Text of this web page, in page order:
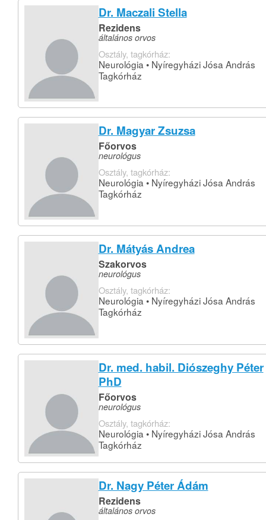
Dr. Maczali Stella
Rezidens
általános orvos
Osztály, tagkórház:
Neurológia • Nyíregyházi Jósa András
Tagkórház
Dr. Magyar Zsuzsa
Főorvos
neurológus
Osztály, tagkórház:
Neurológia • Nyíregyházi Jósa András
Tagkórház
Dr. Mátyás Andrea
Szakorvos
neurológus
Osztály, tagkórház:
Neurológia • Nyíregyházi Jósa András
Tagkórház
Dr. med. habil. Diószeghy Péter
PhD
Főorvos
neurológus
Osztály, tagkórház:
Neurológia • Nyíregyházi Jósa András
Tagkórház
Dr. Nagy Péter Ádám
Rezidens
általános orvos